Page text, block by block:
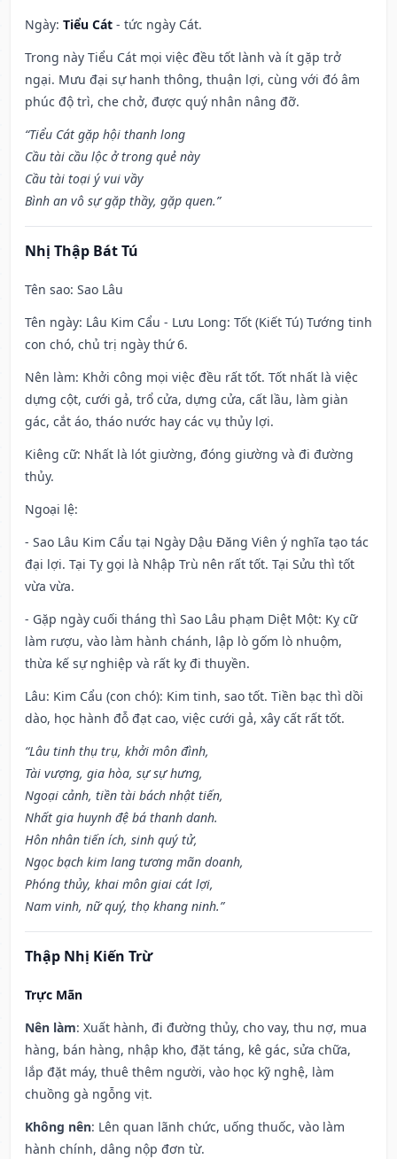
Ngày: Tiểu Cát - tức ngày Cát.
Trong này Tiểu Cát mọi việc đều tốt lành và ít gặp trở
ngại. Mưu đại sự hanh thông, thuận lợi, cùng với đó âm
phúc độ trì, che chở, được quý nhân nâng đỡ.
“Tiểu Cát gặp hội thanh long
Cầu tài cầu lộc ở trong quẻ này
Cầu tài toại ý vui vầy
Bình an vô sự gặp thầy, gặp quen.”
Nhị Thập Bát Tú
Tên sao: Sao Lâu
Tên ngày: Lâu Kim Cẩu - Lưu Long: Tốt (Kiết Tú) Tướng tinh
con chó, chủ trị ngày thứ 6.
Nên làm: Khởi công mọi việc đều rất tốt. Tốt nhất là việc
dựng cột, cưới gả, trổ cửa, dựng cửa, cất lầu, làm giàn
gác, cắt áo, tháo nước hay các vụ thủy lợi.
Kiêng cữ: Nhất là lót giường, đóng giường và đi đường
thủy.
Ngoại lệ:
- Sao Lâu Kim Cẩu tại Ngày Dậu Đăng Viên ý nghĩa tạo tác
đại lợi. Tại Tỵ gọi là Nhập Trù nên rất tốt. Tại Sửu thì tốt
vừa vừa.
- Gặp ngày cuối tháng thì Sao Lâu phạm Diệt Một: Kỵ cữ
làm rượu, vào làm hành chánh, lập lò gốm lò nhuộm,
thừa kế sự nghiệp và rất kỵ đi thuyền.
Lâu: Kim Cẩu (con chó): Kim tinh, sao tốt. Tiền bạc thì dồi
dào, học hành đỗ đạt cao, việc cưới gả, xây cất rất tốt.
“Lâu tinh thụ trụ, khởi môn đình,
Tài vượng, gia hòa, sự sự hưng,
Ngoại cảnh, tiền tài bách nhật tiến,
Nhất gia huynh đệ bá thanh danh.
Hôn nhân tiến ích, sinh quý tử,
Ngọc bạch kim lang tương mãn doanh,
Phóng thủy, khai môn giai cát lợi,
Nam vinh, nữ quý, thọ khang ninh.”
Thập Nhị Kiến Trừ
Trực Mãn
Nên làm: Xuất hành, đi đường thủy, cho vay, thu nợ, mua
hàng, bán hàng, nhập kho, đặt táng, kê gác, sửa chữa,
lắp đặt máy, thuê thêm người, vào học kỹ nghệ, làm
chuồng gà ngỗng vịt.
Không nên: Lên quan lãnh chức, uống thuốc, vào làm
hành chính, dâng nộp đơn từ.